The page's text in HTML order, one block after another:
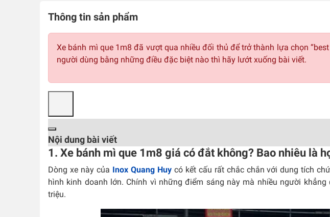
Thông tin sản phẩm
Xe bánh mì que 1m8 đã vượt qua nhiều đối thủ để trở thành lựa chọn
người dùng bằng những điều đặc biệt nào thì hãy lướt xuống bài viết.
Nội dung bài viết
1. Xe bánh mì que 1m8 giá có đắt không? Bao nhiêu là
Dòng xe này của Inox Quang Huycó kết cấu rất chắc chắn với dung tích
hình kinh doanh lớn. Chính vì những điểm sáng này mà nhiều người
triệu.